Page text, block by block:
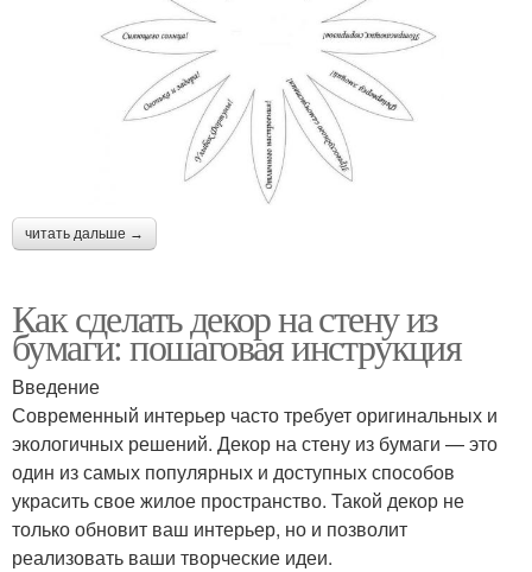
читать дальше →
Как сделать декор на стену из
бумаги: пошаговая инструкция
Введение
Современный интерьер часто требует оригинальных и
экологичных решений. Декор на стену из бумаги — это
один из самых популярных и доступных способов
украсить свое жилое пространство. Такой декор не
только обновит ваш интерьер, но и позволит
реализовать ваши творческие идеи.